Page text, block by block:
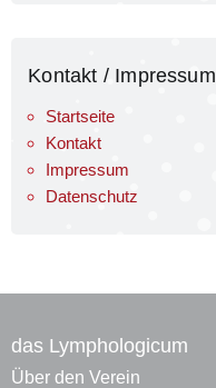
Kontakt / Impressum
Startseite
Kontakt
Impressum
Datenschutz
das Lymphologicum
Über den Verein